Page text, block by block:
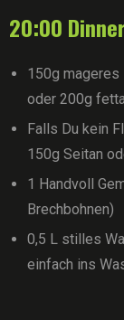
20:00
150g mageres
oder 200g
Falls Du kein
150g Seitan
1 Handvoll
Brechbohnen)
0,5 L stilles
einfach ins